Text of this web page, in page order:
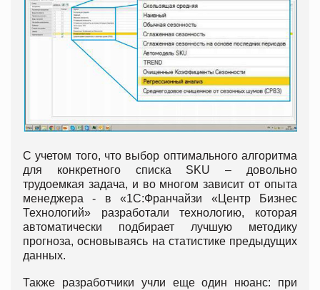
С учетом того, что выбор оптимального алгоритма
для конкретного списка SKU – довольно
трудоемкая задача, и во многом зависит от опыта
менеджера - в «1С:Франчайзи «Центр Бизнес
Технологий» разработали технологию, которая
автоматически подбирает лучшую методику
прогноза, основываясь на статистике предыдущих
данных.
Также разработчики учли еще один нюанс: при